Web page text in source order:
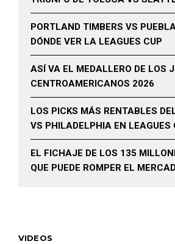
PORTLAND TIMBERS VS
DÓNDE VER LA LEAGUES CUP
ASÍ VA EL MEDALLERO DE LOS
CENTROAMERICANOS 2026
LOS PICKS MÁS RENTABLES
VS PHILADELPHIA EN LEAGUES
EL FICHAJE DE LOS 135
QUE PUEDE ROMPER EL
VIDEOS